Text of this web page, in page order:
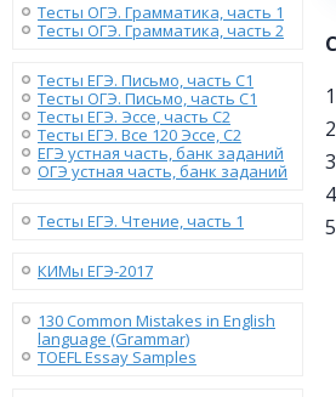
Тесты ОГЭ. Грамматика, часть 1
Тесты ОГЭ. Грамматика, часть 2
Тесты ЕГЭ. Письмо, часть С1
Тесты ОГЭ. Письмо, часть С1
Тесты ЕГЭ. Эссе, часть C2
Тесты ЕГЭ. Все 120 Эссе, C2
ЕГЭ устная часть, банк заданий
ОГЭ устная часть, банк заданий
Тесты ЕГЭ. Чтение, часть 1
КИМы ЕГЭ-2017
130 Сommon Mistakes in English
language (Grammar)
TOEFL Essay Samples